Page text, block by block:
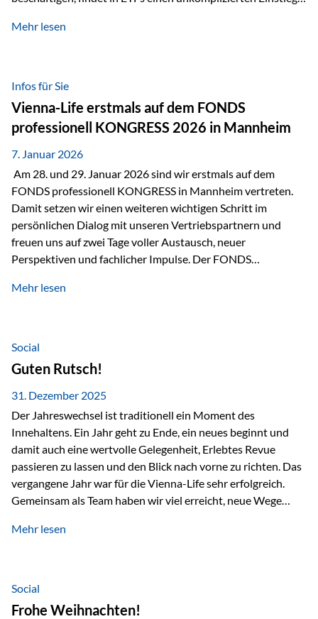
werden häufig kritisch betrachtet. Sie gelten als teurer,
Beide Ansätze haben ihre Berechtigung und ihre Stärken
entfalten sie oft gerade in Kombination. ETFs: Effizient, breit
gestreut und klar strukturiert…
Mehr lesen
Infos für Sie
Vienna-Life erstmals auf dem FONDS
professionell KONGRESS 2026 in Mannheim
7. Januar 2026
Am 28. und 29. Januar 2026 sind wir erstmals auf dem
FONDS professionell KONGRESS in Mannheim vertreten.
Damit setzen wir einen weiteren wichtigen Schritt im
persönlichen Dialog mit unseren Vertriebspartnern und
freuen uns auf zwei Tage voller Austausch, neuer
Perspektiven und fachlicher Impulse. Der FONDS
Branchentreffen für Finanz- und Versicherungsprofis im
Vermögensstrukturierung und Nachfolgeplanung
gemeinsam zu diskutieren. Persönlich für Sie vor Ort An
beiden Kongresstagen stehen Ihnen Maximilian
Fichtenbauer, Dirk…
Mehr lesen
Social
Guten Rutsch!
31. Dezember 2025
Der Jahreswechsel ist traditionell ein Moment des
Innehaltens. Ein Jahr geht zu Ende, ein neues beginnt und
damit auch eine wertvolle Gelegenheit, Erlebtes Revue
passieren zu lassen und den Blick nach vorne zu richten. Das
vergangene Jahr war für die Vienna-Life sehr erfolgreich.
Gemeinsam als Team haben wir viel erreicht, neue Wege
Veranstaltungen wie der Schnifisschnauf, aber auch unsere
starkes Miteinander ist. Neben diesen gemeinsamen
Erlebnissen konnten wir…
Mehr lesen
Social
Frohe Weihnachten!